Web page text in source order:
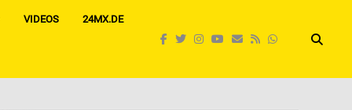
VIDEOS 24MX.DE